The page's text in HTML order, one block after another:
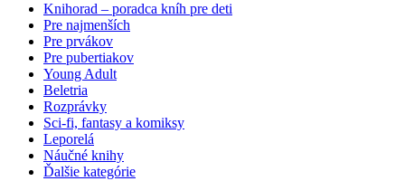
Knihorad – poradca kníh pre deti
Pre najmenších
Pre prvákov
Pre pubertiakov
Young Adult
Beletria
Rozprávky
Sci-fi, fantasy a komiksy
Leporelá
Náučné knihy
Ďalšie kategórie